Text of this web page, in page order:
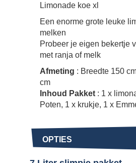
Limonade koe xl
Een enorme grote leuke
melken
Probeer je eigen bekertje
met ranja of melk
Afmeting : Breedte 150
cm
Inhoud Pakket : 1 x
Poten, 1 x krukje, 1 x
OPTIES